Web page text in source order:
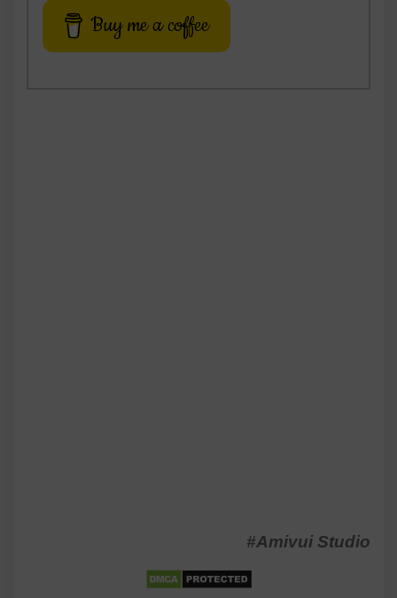
Buy me a coffee
#Amivui Studio